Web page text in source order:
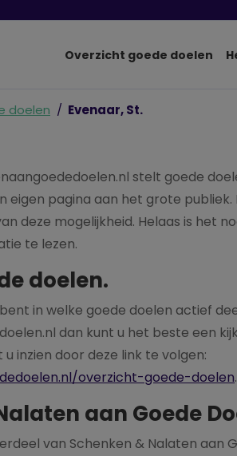
Overzicht goede doelen
doelen Evenaar, St.
stelt goede
eigen pagina aan het grote publiek.
deze mogelijkheid. Helaas is het
te lezen.
doelen.
in welke goede doelen actief
dan kunt u het beste een
inzien door deze link te volgen:
overzicht-goede-doelen.
aan Goede
van Schenken & Nalaten aan